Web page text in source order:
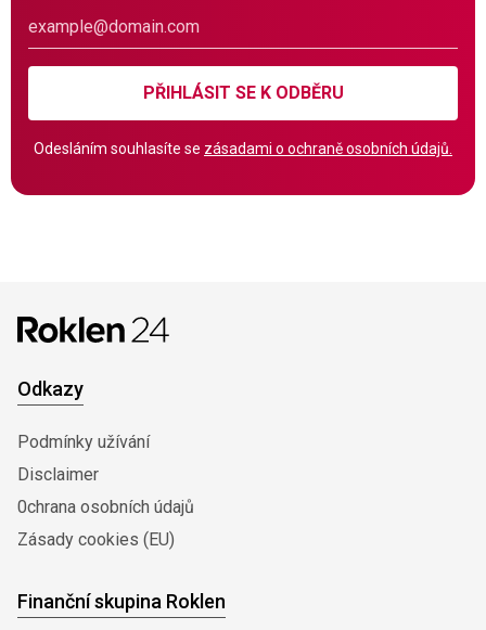
PŘIHLÁSIT SE K ODBĚRU
Odesláním souhlasíte se zásadami o ochraně osobních údajů.
Odkazy
Podmínky užívání
Disclaimer
0chrana osobních údajů
Zásady cookies (EU)
Finanční skupina Roklen